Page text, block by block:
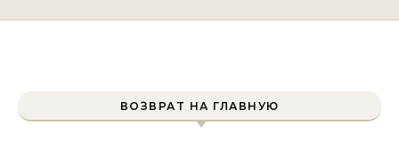
ВОЗВРАТ НА ГЛАВНУЮ